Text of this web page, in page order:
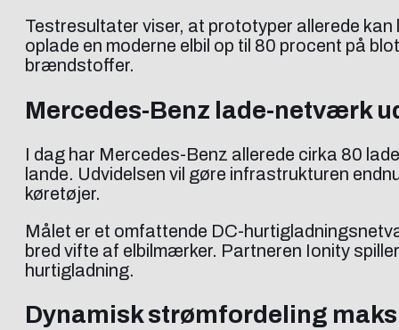
Testresultater viser, at prototyper allerede
oplade en moderne elbil op til 80 procent på
brændstoffer.
Mercedes-Benz lade-netværk
I dag har Mercedes-Benz allerede cirka 80
lande. Udvidelsen vil gøre infrastrukturen
køretøjer.
Målet er et omfattende DC-
bred vifte af elbilmærker. Partneren Ionity
hurtigladning.
Dynamisk strømfordeling